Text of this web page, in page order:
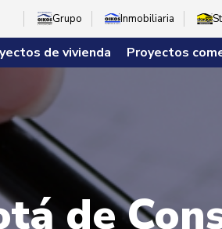
Grupo Inmobiliaria
de vivienda Proyectos
de